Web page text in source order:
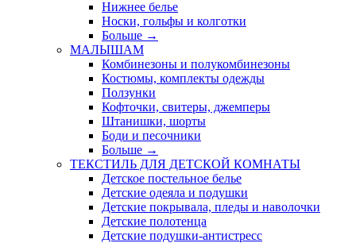
Нижнее белье
Носки, гольфы и колготки
Больше →
МАЛЫШАМ
Комбинезоны и полукомбинезоны
Костюмы, комплекты одежды
Ползунки
Кофточки, свитеры, джемперы
Штанишки, шорты
Боди и песочники
Больше →
ТЕКСТИЛЬ ДЛЯ ДЕТСКОЙ КОМНАТЫ
Детское постельное белье
Детские одеяла и подушки
Детские покрывала, пледы и наволочки
Детские полотенца
Детские подушки-антистресс